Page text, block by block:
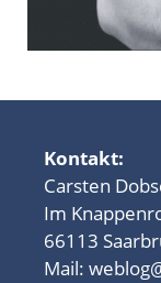
Kontakt:
Carsten
Im
66113
Mail: